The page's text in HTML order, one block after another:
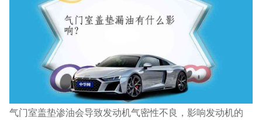
气门室盖垫渗油会导致发动机气密性不良，影响发动机的